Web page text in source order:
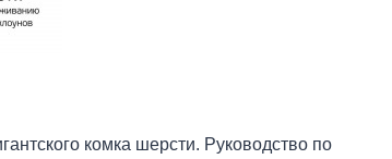
комка шерсти. Руководство по